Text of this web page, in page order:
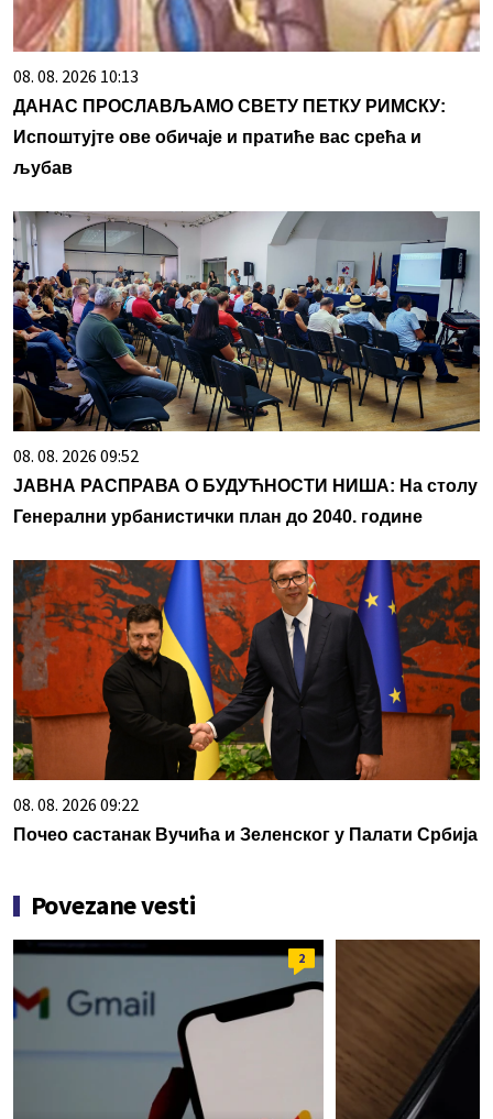
08. 08. 2026 10:13
ДАНАС ПРОСЛАВЉАМО СВЕТУ ПЕТКУ РИМСКУ:
Испоштујте ове обичаје и пратиће вас срећа и
љубав
08. 08. 2026 09:52
ЈАВНА РАСПРАВА О БУДУЋНОСТИ НИША: На столу
Генерални урбанистички план до 2040. године
08. 08. 2026 09:22
Почео састанак Вучића и Зеленског у Палати Србија
Povezane vesti
2